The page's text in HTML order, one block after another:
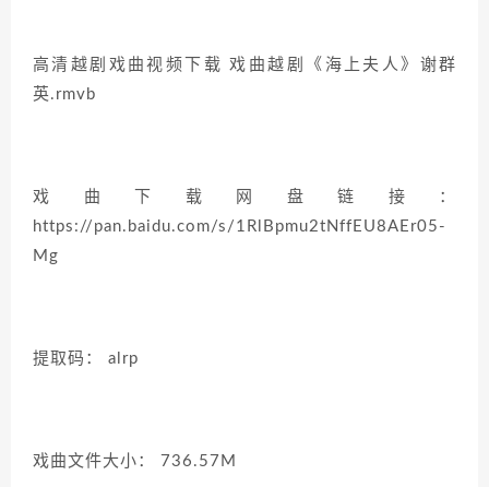
高清越剧戏曲视频下载 戏曲越剧《海上夫人》谢群
英.rmvb
戏曲下载网盘链接：
https://pan.baidu.com/s/1RlBpmu2tNffEU8AEr05-
Mg
提取码： alrp
戏曲文件大小： 736.57M